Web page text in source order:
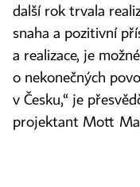
další rok trvala
snaha a pozitivní
a realizace, je
o nekonečných
v Česku,“ je
projektant Mott